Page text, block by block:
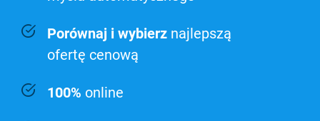
Porównaj i wybierz najlepszą
ofertę cenową
100% online